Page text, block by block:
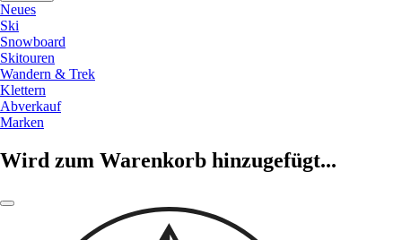
Neues
Ski
Snowboard
Skitouren
Wandern & Trek
Klettern
Abverkauf
Marken
Wird zum Warenkorb hinzugefügt...